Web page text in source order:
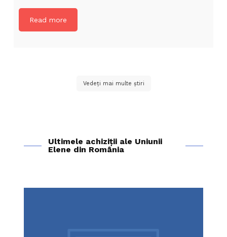
Read more
Vedeți mai multe știri
Ultimele achiziții ale Uniunii
Elene din România